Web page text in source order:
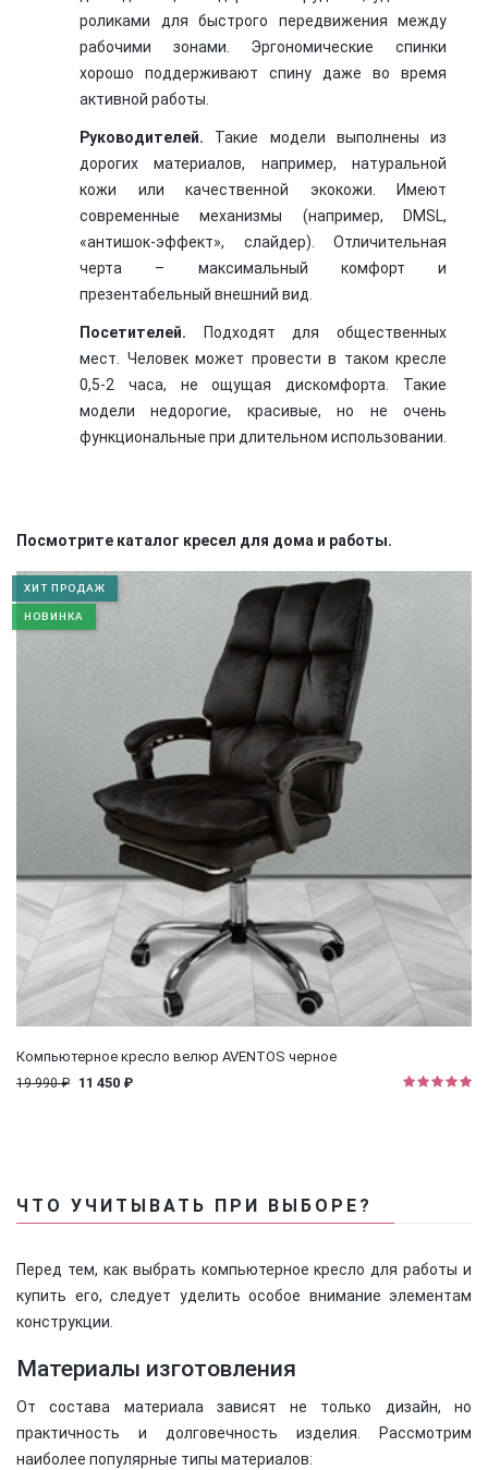
роликами для быстрого передвижения между
рабочими зонами. Эргономические спинки
хорошо поддерживают спину даже во время
активной работы.
Руководителей. Такие модели выполнены из
дорогих материалов, например, натуральной
кожи или качественной экокожи. Имеют
современные механизмы (например, DMSL,
«антишок-эффект», слайдер). Отличительная
черта – максимальный комфорт и
презентабельный внешний вид.
Посетителей. Подходят для общественных
мест. Человек может провести в таком кресле
0,5-2 часа, не ощущая дискомфорта. Такие
модели недорогие, красивые, но не очень
функциональные при длительном использовании.
Посмотрите каталог кресел для дома и работы.
ХИТ ПРОДАЖ
НОВИНКА
Компьютерное кресло велюр AVENTOS черное
19 990 ₽ 11 450 ₽
ЧТО УЧИТЫВАТЬ ПРИ ВЫБОРЕ?
Перед тем, как выбрать компьютерное кресло для работы и
купить его, следует уделить особое внимание элементам
конструкции.
Материалы изготовления
От состава материала зависят не только дизайн, но
практичность и долговечность изделия. Рассмотрим
наиболее популярные типы материалов: